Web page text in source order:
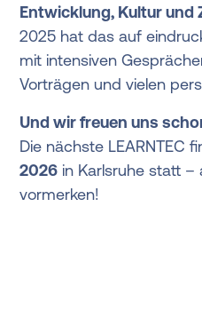
Entwicklung, Kultur und
2025 hat das auf
mit intensiven
Vorträgen und vielen
Und wir freuen uns
Die nächste LEARNTEC
2026 in Karlsruhe statt
vormerken!